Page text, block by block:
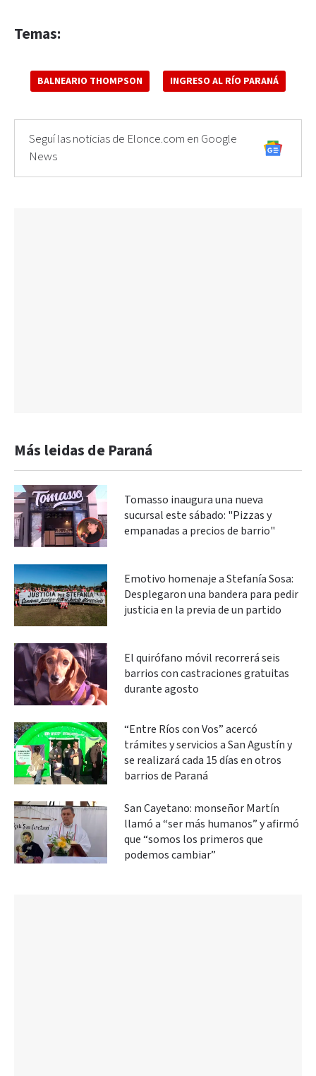
Temas:
BALNEARIO THOMPSON INGRESO AL RÍO PARANÁ
Seguí las noticias de Elonce.com en Google
News
Más leidas de Paraná
Tomasso inaugura una nueva
sucursal este sábado: "Pizzas y
empanadas a precios de barrio"
Emotivo homenaje a Stefanía Sosa:
Desplegaron una bandera para pedir
justicia en la previa de un partido
El quirófano móvil recorrerá seis
barrios con castraciones gratuitas
durante agosto
“Entre Ríos con Vos” acercó
trámites y servicios a San Agustín y
se realizará cada 15 días en otros
barrios de Paraná
San Cayetano: monseñor Martín
llamó a “ser más humanos” y afirmó
que “somos los primeros que
podemos cambiar”